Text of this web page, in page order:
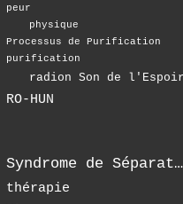
peur
physique
Processus de Purification
purification
radion Son de l'Espoir
RO-HUN
Syndrome de Séparation
thérapie